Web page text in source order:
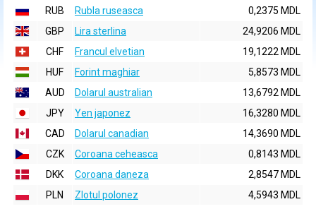
RUB
Rubla ruseasca
0,2375 MDL
GBP
Lira sterlina
24,9206 MDL
CHF
Francul elvetian
19,1222 MDL
HUF
Forint maghiar
5,8573 MDL
AUD
Dolarul australian
13,6792 MDL
JPY
Yen japonez
16,3280 MDL
CAD
Dolarul canadian
14,3690 MDL
CZK
Coroana ceheasca
0,8143 MDL
DKK
Coroana daneza
2,8547 MDL
PLN
Zlotul polonez
4,5943 MDL